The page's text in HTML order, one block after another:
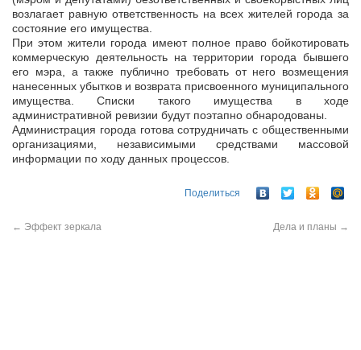
возлагает равную ответственность на всех жителей города за
состояние его имущества.
При этом жители города имеют полное право бойкотировать
коммерческую деятельность на территории города бывшего
его мэра, а также публично требовать от него возмещения
нанесенных убытков и возврата присвоенного муниципального
имущества. Списки такого имущества в ходе
административной ревизии будут поэтапно обнародованы.
Администрация города готова сотрудничать с общественными
организациями, независимыми средствами массовой
информации по ходу данных процессов.
Поделиться
← Эффект зеркала Дела и планы →